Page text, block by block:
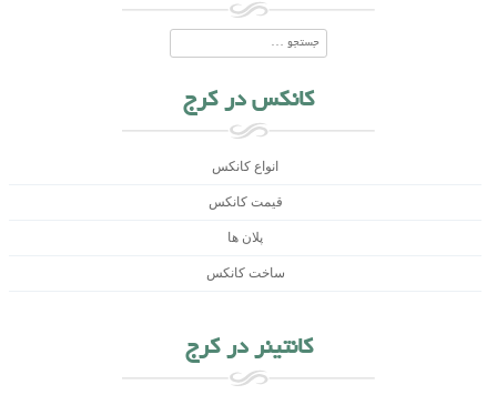
جستجو
کانکس در کرج
انواع کانکس
قیمت کانکس
پلان ها
ساخت کانکس
کانتینر در کرج